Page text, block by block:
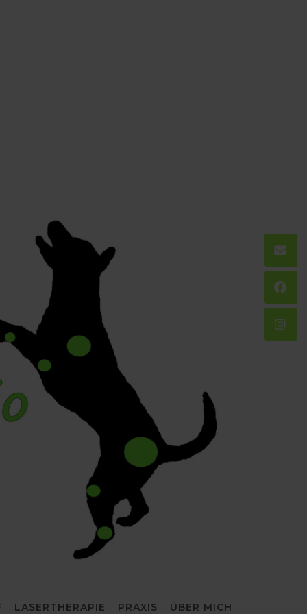
LASERTHERAPIE PRAXIS ÜBER MICH